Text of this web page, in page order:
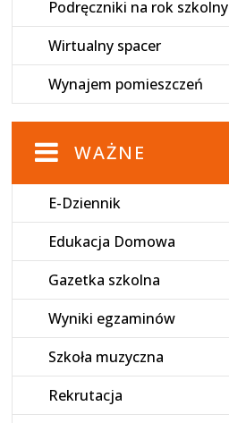
Podręczniki na rok
Wirtualny spacer
Wynajem pomieszczeń
WAŻNE
E-Dziennik
Edukacja Domowa
Gazetka szkolna
Wyniki egzaminów
Szkoła muzyczna
Rekrutacja